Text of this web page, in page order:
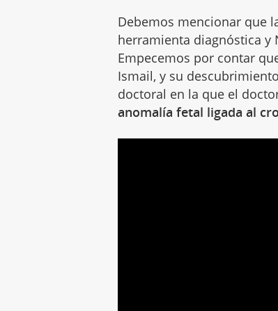
Debemos mencionar que
herramienta diagnóstica y
Empecemos por contar
Ismail, y su
doctoral en la que el
anomalía fetal ligada al